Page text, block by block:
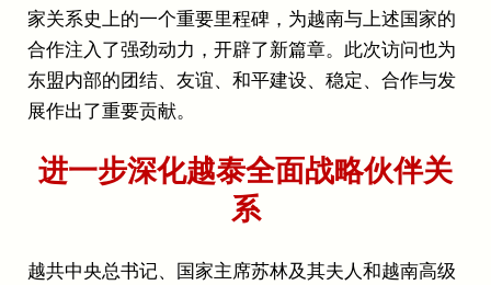
家关系史上的一个重要里程碑，为越南与上述国家的
合作注入了强劲动力，开辟了新篇章。此次访问也为
东盟内部的团结、友谊、和平建设、稳定、合作与发
展作出了重要贡献。
进一步深化越泰全面战略伙伴关
系
越共中央总书记、国家主席苏林及其夫人和越南高级